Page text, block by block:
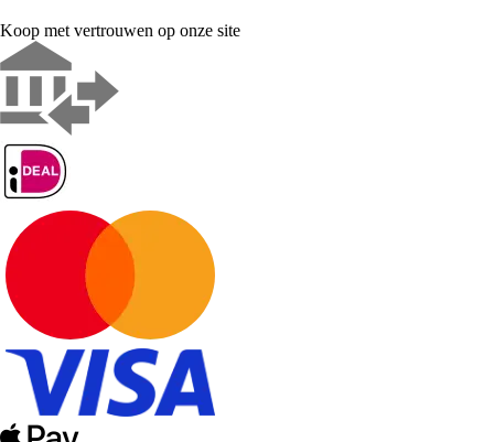
Koop met vertrouwen op onze site